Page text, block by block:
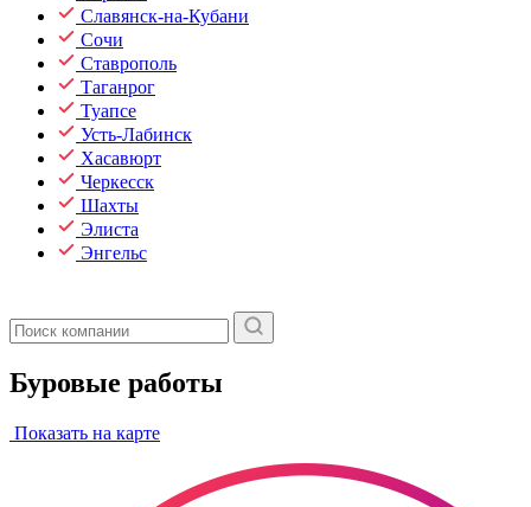
Славянск-на-Кубани
Сочи
Ставрополь
Таганрог
Туапсе
Усть-Лабинск
Хасавюрт
Черкесск
Шахты
Элиста
Энгельс
Буровые работы
Показать на карте